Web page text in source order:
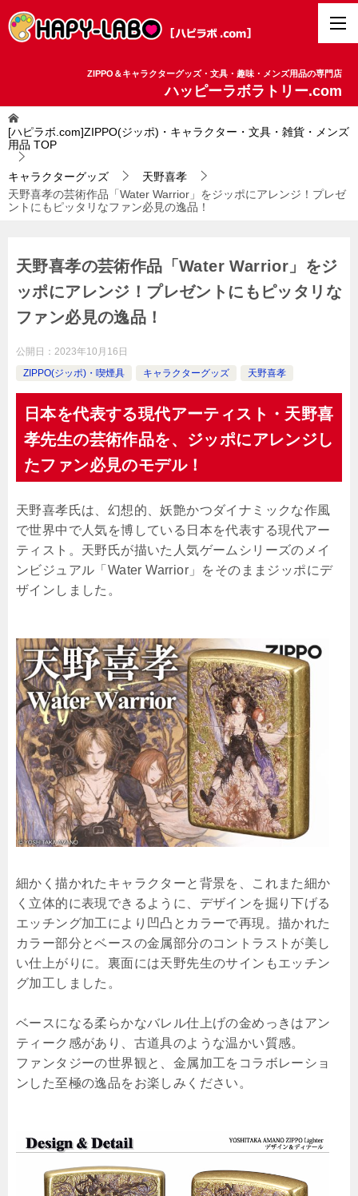
ZIPPO＆キャラクターグッズ・文具・趣味・メンズ用品の専門店
ハッピーラボラトリー.com
[ハピラボ.com]ZIPPO(ジッポ)・キャラクター・文具・雑貨・メンズ
用品 TOP
キャラクターグッズ
天野喜孝
天野喜孝の芸術作品「Water Warrior」をジッポにアレンジ！プレゼ
ントにもピッタリなファン必見の逸品！
天野喜孝の芸術作品「Water Warrior」をジ
ッポにアレンジ！プレゼントにもピッタリな
ファン必見の逸品！
公開日： 2023年10月16日
ZIPPO(ジッポ)・喫煙具
キャラクターグッズ 天野喜孝
日本を代表する現代アーティスト・天野喜
孝先生の芸術作品を、ジッポにアレンジし
たファン必見のモデル！
天野喜孝氏は、幻想的、妖艶かつダイナミックな作風
で世界中で人気を博している日本を代表する現代アー
ティスト。天野氏が描いた人気ゲームシリーズのメイ
ンビジュアル「Water Warrior」をそのままジッポにデ
ザインしました。
細かく描かれたキャラクターと背景を、これまた細か
く立体的に表現できるように、デザインを掘り下げる
エッチング加工により凹凸とカラーで再現。描かれた
カラー部分とベースの金属部分のコントラストが美し
い仕上がりに。裏面には天野先生のサインもエッチン
グ加工しました。
ベースになる柔らかなバレル仕上げの金めっきはアン
ティーク感があり、古道具のような温かい質感。
ファンタジーの世界観と、金属加工をコラボレーショ
ンした至極の逸品をお楽しみください。